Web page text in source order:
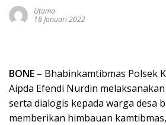
Utama
18 Januari 2022
BONE – Bhabinkamtibmas Polsek
Aipda Efendi Nurdin
serta dialogis kepada warga desa
memberikan himbauan